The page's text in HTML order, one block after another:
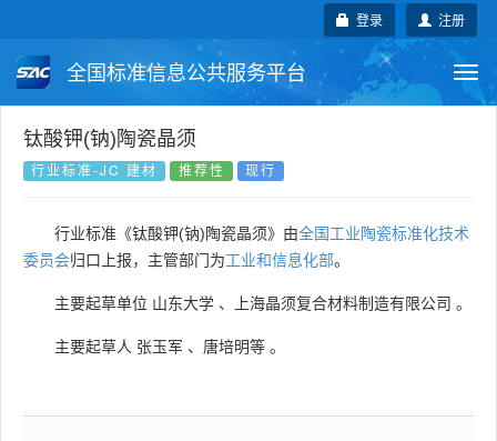
注册
登录
全国标准信息公共服务平台
国家标准
国外标准 技术委员会
钛酸钾(钠)陶瓷晶须
行业标准-JC 建材 推荐性 现行
行业标准《钛酸钾(钠)陶瓷晶须》由全国工业陶瓷标准化技术
委员会归口上报，主管部门为工业和信息化部。
主要起草单位 山东大学 、 上海晶须复合材料制造有限公司 。
主要起草人 张玉军 、 唐培明等 。